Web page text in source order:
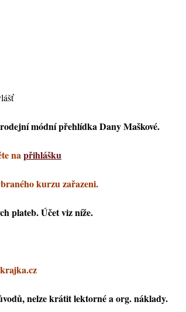
módní přehlídka Dany Maškové.
napřihlášku
kurzu zařazeni.
plateb. Účet viz níže.
nelze krátit lektorné a org. náklady.